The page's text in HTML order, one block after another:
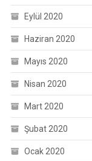
Eylül 2020
Haziran 2020
Mayıs 2020
Nisan 2020
Mart 2020
Şubat 2020
Ocak 2020